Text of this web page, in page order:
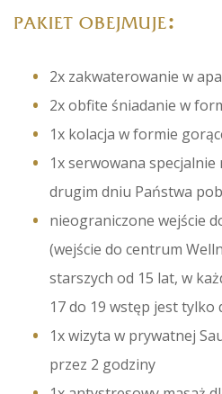
PAKIET OBEJMUJE:
2x zakwaterowanie w
2x obfite śniadanie w
1x kolacja w formie
1x serwowana
drugim dniu Państwa
nieograniczone wejście
(wejście do centrum
starszych od 15 lat, w
17 do 19 wstęp jest tylko
1x wizyta w prywatnej
przez 2 godziny